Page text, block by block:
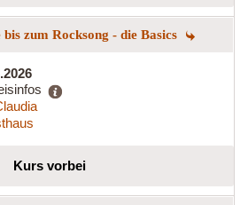
zum Rocksong - die Basics
Kurs vorbei